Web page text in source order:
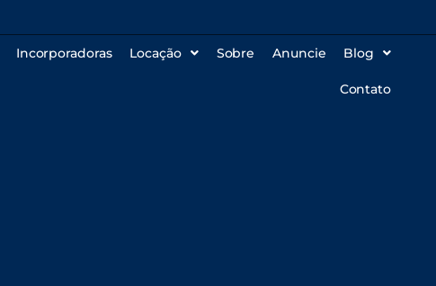
Incorporadoras Locação Sobre Anuncie Blog
Contato